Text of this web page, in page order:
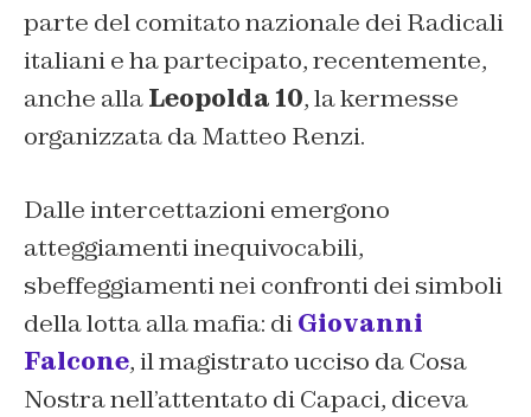
parte del comitato nazionale dei Radicali
italiani e ha partecipato, recentemente,
anche allaLeopolda 10, la kermesse
organizzata da Matteo Renzi.
Dalle intercettazioni emergono
atteggiamenti inequivocabili,
sbeffeggiamenti nei confronti dei simboli
della lotta alla mafia: diGiovanni
Falcone, il magistrato ucciso da Cosa
Nostra nell’attentato di Capaci, diceva